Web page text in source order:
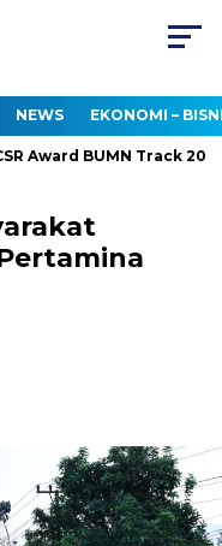
NEWS EKONOMI –
BUMN Track 2026